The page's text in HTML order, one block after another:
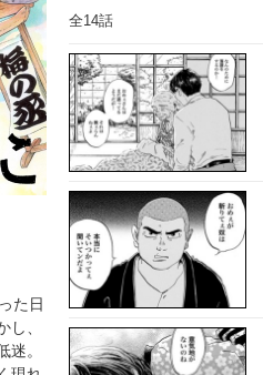
た日
し、
迷。
全14話